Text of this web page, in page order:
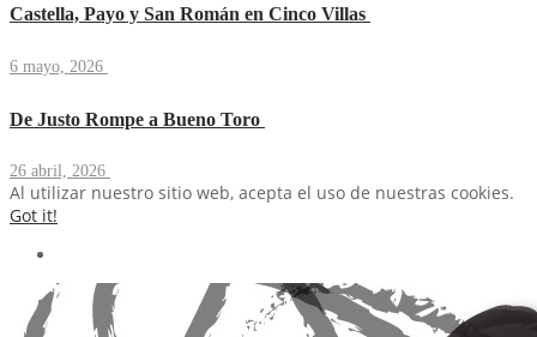
Castella, Payo y San Román en Cinco Villas
6 mayo, 2026
De Justo Rompe a Bueno Toro
26 abril, 2026
Al utilizar nuestro sitio web, acepta el uso de nuestras cookies.
Got it!